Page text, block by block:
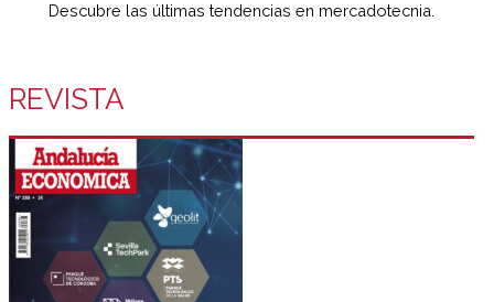
Descubre las últimas tendencias en mercadotecnia.
REVISTA